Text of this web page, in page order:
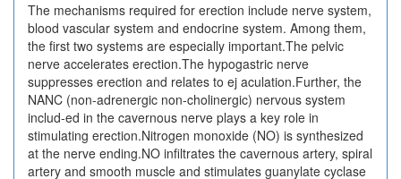
The mechanisms required for erection include nerve system,
blood vascular system and endocrine system. Among them,
the first two systems are especially important.The pelvic
nerve accelerates erection.The hypogastric nerve
suppresses erection and relates to ej aculation.Further, the
NANC (non-adrenergic non-cholinergic) nervous system
includ-ed in the cavernous nerve plays a key role in
stimulating erection.Nitrogen monoxide (NO) is synthesized
at the nerve ending.NO infiltrates the cavernous artery, spiral
artery and smooth muscle and stimulates guanylate cyclase